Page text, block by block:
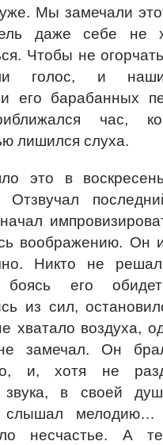
Мы замечали
даже себе не
Чтобы не
голос, и
его барабанных
час,
лишился слуха.
это в
Отзвучал
воображению. Он
Никто не
боясь его
из сил,
хватало воздуха,
замечал. Он
и, хотя не
звука, в своей
слышал
несчастье. А